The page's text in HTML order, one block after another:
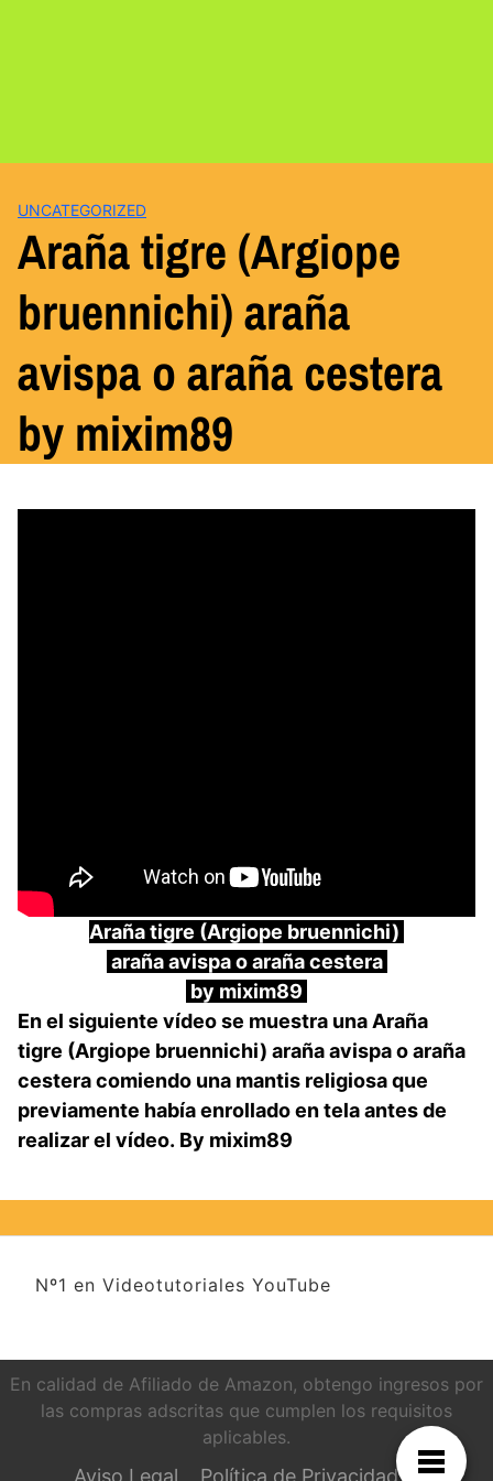
UNCATEGORIZED
Araña tigre (Argiope
bruennichi) araña
avispa o araña cestera
by mixim89
Araña tigre (Argiope bruennichi)
araña avispa o araña cestera
by mixim89
En el siguiente vídeo se muestra una Araña
tigre (Argiope bruennichi) araña avispa o araña
cestera comiendo una mantis religiosa que
previamente había enrollado en tela antes de
realizar el vídeo. By mixim89
Nº1 en Videotutoriales YouTube
En calidad de Afiliado de Amazon, obtengo ingresos por
las compras adscritas que cumplen los requisitos
aplicables.
Aviso Legal Política de Privacidad